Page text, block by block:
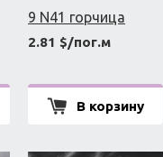
9 N41 горчица
2.81 $/пог.м
В корзину